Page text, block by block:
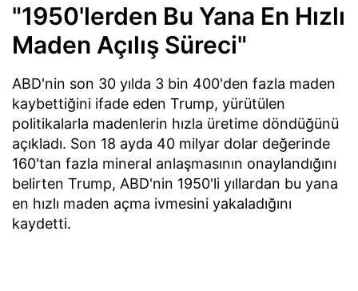
"1950'lerden Bu Yana En Hızlı
Maden Açılış Süreci"
ABD'nin son 30 yılda 3 bin 400'den fazla maden
kaybettiğini ifade eden Trump, yürütülen
politikalarla madenlerin hızla üretime döndüğünü
açıkladı. Son 18 ayda 40 milyar dolar değerinde
160'tan fazla mineral anlaşmasının onaylandığını
belirten Trump, ABD'nin 1950'li yıllardan bu yana
en hızlı maden açma ivmesini yakaladığını
kaydetti.